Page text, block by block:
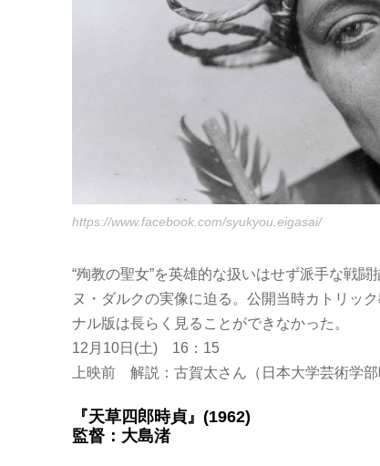
https://www.facebook.com/syukyou.eigasai/
“殉教の聖女”を英雄的な扱いはせず派手な戦
ヌ・ダルクの実像に迫る。公開当時カトリッ
ナル版は長らく見ることができなかった。
12月10日(土) 16：15
上映前 解説：古賀太さん（日本大学芸術学部
『天草四郎時貞』(1962)
監督：大島渚